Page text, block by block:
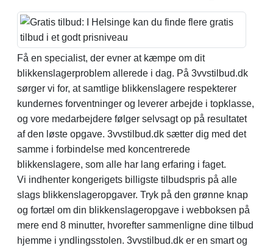
Få en specialist, der evner at kæmpe om dit
blikkenslagerproblem allerede i dag. På 3vvstilbud.dk
sørger vi for, at samtlige blikkenslagere respekterer
kundernes forventninger og leverer arbejde i topklasse,
og vore medarbejdere følger selvsagt op på resultatet
af den løste opgave. 3vvstilbud.dk sætter dig med det
samme i forbindelse med koncentrerede
blikkenslagere, som alle har lang erfaring i faget.
Vi indhenter kongerigets billigste tilbudspris på alle
slags blikkenslageropgaver. Tryk på den grønne knap
og fortæl om din blikkenslageropgave i webboksen på
mere end 8 minutter, hvorefter sammenligne dine tilbud
hjemme i yndlingsstolen. 3vvstilbud.dk er en smart og